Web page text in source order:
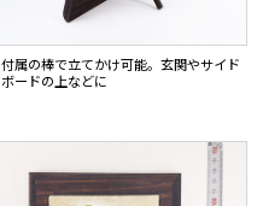
付属の棒で立てかけ可能。玄関やサイド
ボードの上などに